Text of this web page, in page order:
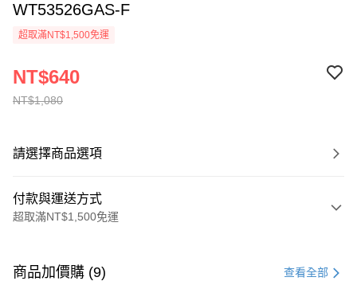
WT53526GAS-F
超取滿NT$1,500免運
NT$1,080
NT$640
請選擇商品選項
付款與運送方式
超取滿NT$1,500免運
信用卡一次付款
商品加價購 (9) 查看全部